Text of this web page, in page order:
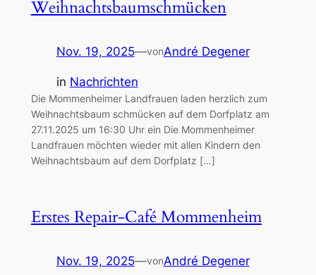
Weihnachtsbaumschmücken
Nov. 19, 2025—vonAndré Degener
in Nachrichten
Die Mommenheimer Landfrauen laden herzlich zum
Weihnachtsbaum schmücken auf dem Dorfplatz am
27.11.2025 um 16:30 Uhr ein Die Mommenheimer
Landfrauen möchten wieder mit allen Kindern den
Weihnachtsbaum auf dem Dorfplatz […]
Erstes Repair-Café Mommenheim
Nov. 19, 2025—vonAndré Degener